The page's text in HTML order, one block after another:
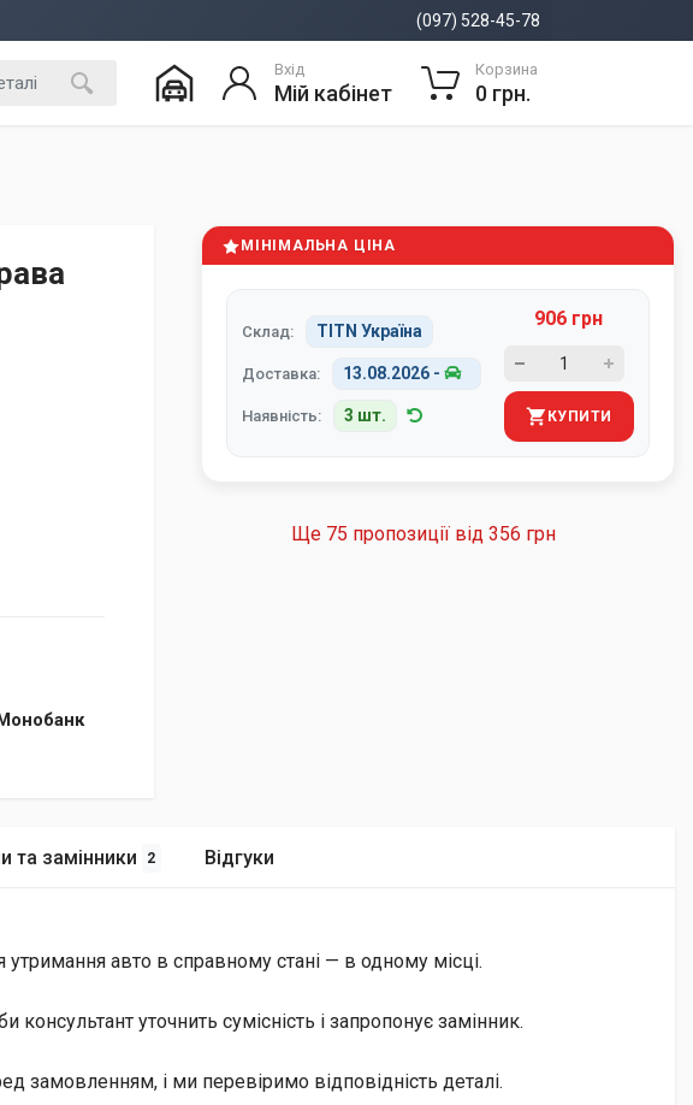
(097) 528-45-78
Вхід
Мій кабінет
Корзина
0 грн.
МІНІМАЛЬНА ЦІНА
Склад: TITN Україна
Доставка: 13.08.2026 -
Наявність: 3 шт.
906 грн
КУПИТИ
Ще 75 пропозиції від 356 грн
та замінники 2 Відгуки
утримання авто в справному стані — в одному місці.
уточнить сумісність і запропонує замінник.
замовленням, і ми перевіримо відповідність деталі.